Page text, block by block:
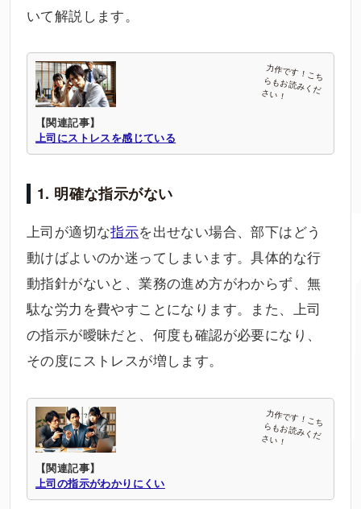
いて解説します。
【関連記事】
上司にストレスを感じている
1. 明確な指示がない
上司が適切な指示を出せない場合、部下はどう
動けばよいのか迷ってしまいます。具体的な行
動指針がないと、業務の進め方がわからず、無
駄な労力を費やすことになります。また、上司
の指示が曖昧だと、何度も確認が必要になり、
その度にストレスが増します。
【関連記事】
上司の指示がわかりにくい